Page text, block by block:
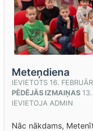
Meteņdiena
IEVIETOTS 16.
PĒDĒJĀS IZMAIŅAS
IEVIETOJA ADMIN
Nāc nākdams,